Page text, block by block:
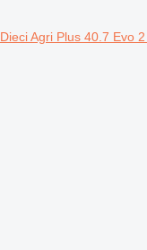
Dieci Agri Plus 40.7 Evo